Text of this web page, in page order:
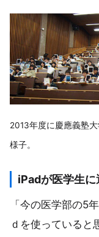
2013年度に慶應義塾
様子。
iPadが医学生に
「今の医学部の5
ｄを使っていると